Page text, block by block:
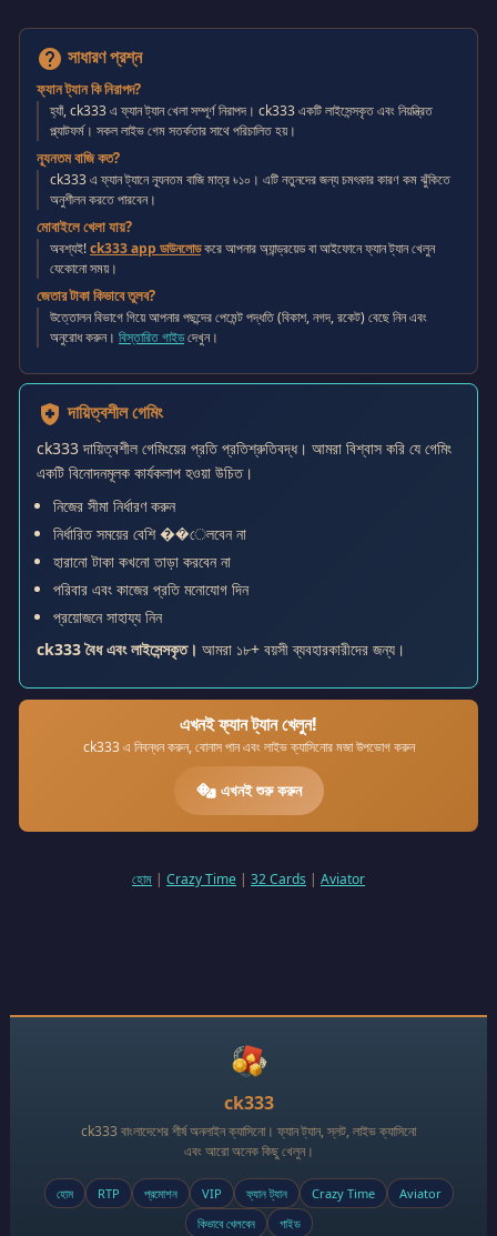
help সাধারণ প্রশ্ন
ফ্যান ট্যান কি নিরাপদ?
হ্যাঁ, ck333 এ ফ্যান ট্যান খেলা সম্পূর্ণ নিরাপদ। ck333 একটি লাইসেন্সকৃত এবং নিয়ন্ত্রিত
প্ল্যাটফর্ম। সকল লাইভ গেম সতর্কতার সাথে পরিচালিত হয়।
ন্যূনতম বাজি কত?
ck333 এ ফ্যান ট্যানে ন্যূনতম বাজি মাত্র ৳১০। এটি নতুনদের জন্য চমৎকার কারণ কম ঝুঁকিতে
অনুশীলন করতে পারবেন।
মোবাইলে খেলা যায়?
অবশ্যই!ck333 app ডাউনলোডকরে আপনার অ্যান্ড্রয়েড বা আইফোনে ফ্যান ট্যান খেলুন
যেকোনো সময়।
জেতার টাকা কিভাবে তুলব?
উত্তোলন বিভাগে গিয়ে আপনার পছন্দের পেমেন্ট পদ্ধতি (বিকাশ, নগদ, রকেট) বেছে নিন এবং
অনুরোধ করুন। বিস্তারিত গাইডদেখুন।
health_and_safety দায়িত্বশীল গেমিং
ck333 দায়িত্বশীল গেমিংয়ের প্রতি প্রতিশ্রুতিবদ্ধ। আমরা বিশ্বাস করি যে গেমিং
একটি বিনোদনমূলক কার্যকলাপ হওয়া উচিত।
নিজের সীমা নির্ধারণ করুন
নির্ধারিত সময়ের বেশি ��েলবেন না
হারানো টাকা কখনো তাড়া করবেন না
পরিবার এবং কাজের প্রতি মনোযোগ দিন
প্রয়োজনে সাহায্য নিন
ck333 বৈধ এবং লাইসেন্সকৃত। আমরা ১৮+ বয়সী ব্যবহারকারীদের জন্য।
এখনই ফ্যান ট্যান খেলুন!
ck333 এ নিবন্ধন করুন, বোনাস পান এবং লাইভ ক্যাসিনোর মজা উপভোগ করুন
এখনই শুরু করুন
হোম | Crazy Time | 32 Cards | Aviator
ck333
ck333 বাংলাদেশের শীর্ষ অনলাইন ক্যাসিনো। ফ্যান ট্যান, স্লট, লাইভ ক্যাসিনো
এবং আরো অনেক কিছু খেলুন।
হোম RTP প্রমোশন VIP ফ্যান ট্যান Crazy Time
Aviator
কিভাবে খেলবেন
গাইড